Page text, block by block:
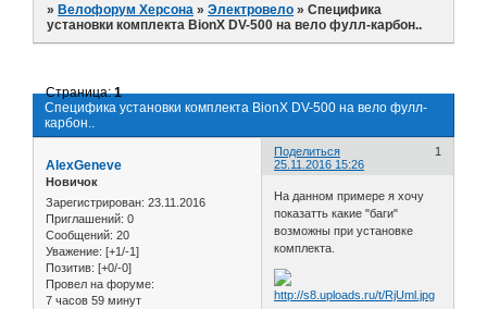
»Велофорум Херсона »Электровело »Специфика
установки комплекта BionX DV-500 на вело фулл-карбон..
Специфика установки комплекта BionX DV-500 на вело фулл-
карбон..
Страница:1
Поделиться
1
25.11.2016 15:26
AlexGeneve
Новичок
Зарегистрирован: 23.11.2016
Приглашений: 0
Сообщений: 20
Уважение: [+1/-1]
Позитив: [+0/-0]
Провел на форуме:
7 часов 59 минут
На данном примере я хочу
показатть какие "баги"
возможны при установке
комплекта.